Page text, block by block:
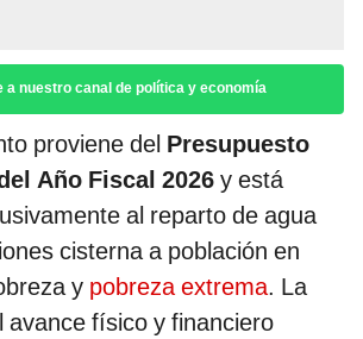
a nuestro canal de política y economía
proviene del Presupuesto
Año Fiscal 2026 y está
al reparto de agua
cisterna a población en
y pobreza extrema. La
avance físico y financiero